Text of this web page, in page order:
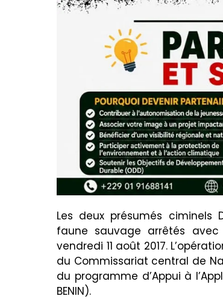
Les deux présumés ciminels
faune sauvage arrêtés
vendredi 11 août 2017.
du Commissariat central de
du programme d’Appui à
BENIN).